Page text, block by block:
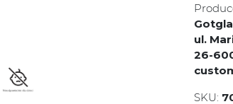
ul.
26-
SKU: